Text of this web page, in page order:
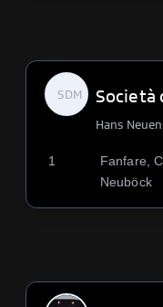
SDM Società
Hans
1
Fanfare,
Neuböck